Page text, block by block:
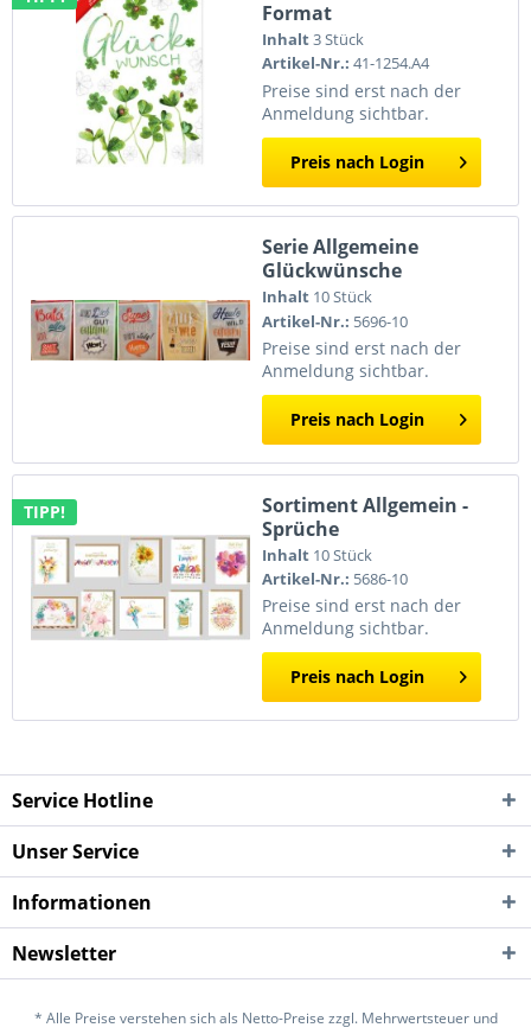
Format
Inhalt3 Stück
Artikel-Nr.: 41-1254.A4
Preise sind erst nach der
Anmeldung sichtbar.
Preis nach Login
Serie Allgemeine
Glückwünsche
Inhalt 10 Stück
Artikel-Nr.: 5696-10
Preise sind erst nach der
Anmeldung sichtbar.
Preis nach Login
TIPP!
Sortiment Allgemein -
Sprüche
Inhalt 10 Stück
Artikel-Nr.: 5686-10
Preise sind erst nach der
Anmeldung sichtbar.
Preis nach Login
Service Hotline
Unser Service
Informationen
Newsletter
* Alle Preise verstehen sich als Netto-Preise zzgl. Mehrwertsteuer und